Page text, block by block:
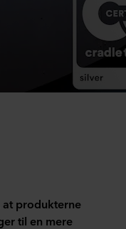
produkterne
til en mere